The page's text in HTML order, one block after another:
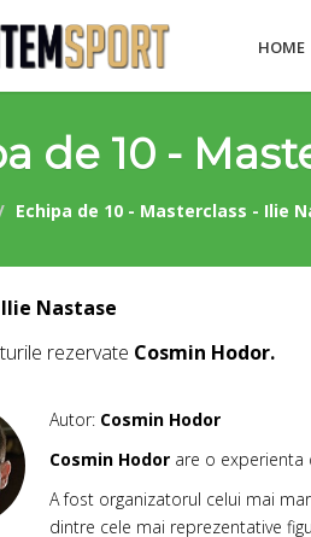
HOME
de 10 -
Echipa de 10 - Masterclass - Ilie
Ilie Nastase
rezervate Cosmin Hodor.
Autor: Cosmin Hodor
Cosmin Hodor are o experienta
A fost organizatorul celui mai
dintre cele mai reprezentative